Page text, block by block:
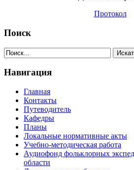
Протокол
Поиск
Навигация
Главная
Контакты
Путеводитель
Кафедры
Планы
Локальные нормативные акты
Учебно-методическая работа
Аудиофонд фольклорных
области